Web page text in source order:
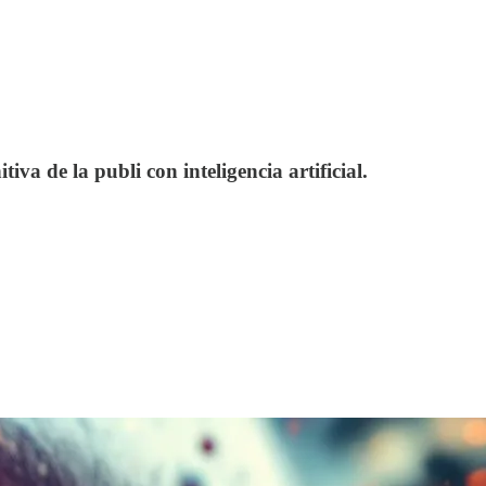
de la publi con inteligencia artificial.